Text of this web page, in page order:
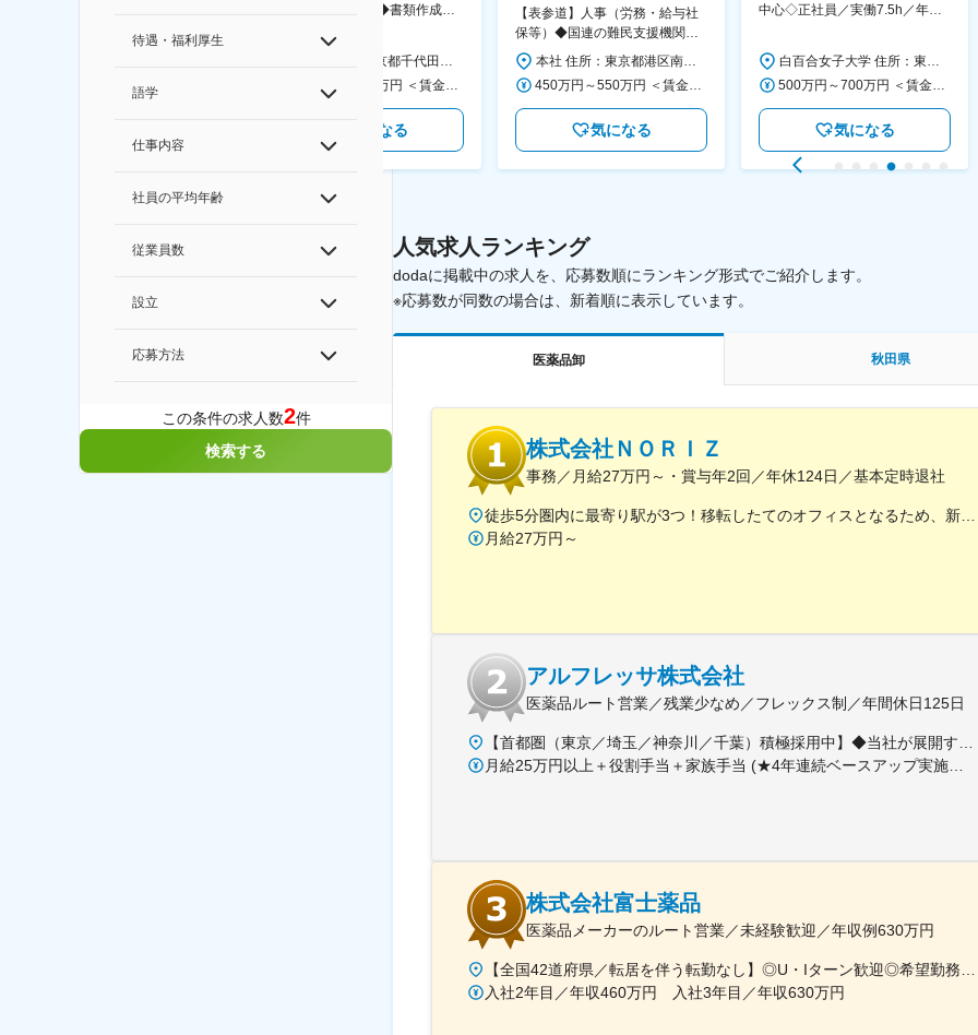
待遇・福利厚生
語学
仕事内容
社員の平均年齢
従業員数
設立
応募方法
この条件の求人数2件
検索する
シリーズ開発企業◆書類作成・
食事補助あり◎
気になる
【表参道】人事（労務・給与社
保等）◆国連の難民支援機関の
活動を支える日本公式支援窓口
◆正職員登用前提
気になる
中心◇正社員／実働7.5h／年休
気になる
人気求人ランキング
dodaに掲載中の求人を、応募数順にランキング形式でご紹介します。
※応募数が同数の場合は、新着順に表示しています。
医薬品卸 秋田県
株式会社ＮＯＲＩＺ
事務／月給27万円～・賞与年2回／年休124日／基本定時退社
月給27万円～
アルフレッサ株式会社
医薬品ルート営業／残業少なめ／フレックス制／年間休日125日
株式会社富士薬品
医薬品メーカーのルート営業／未経験歓迎／年収例630万円
入社2年目／年収460万円 入社3年目／年収630万円